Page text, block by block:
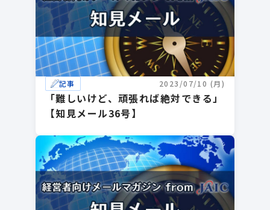
記事 2023/07/10 (月)
「難しいけど、頑張れば絶対できる」
【知見メール36号】